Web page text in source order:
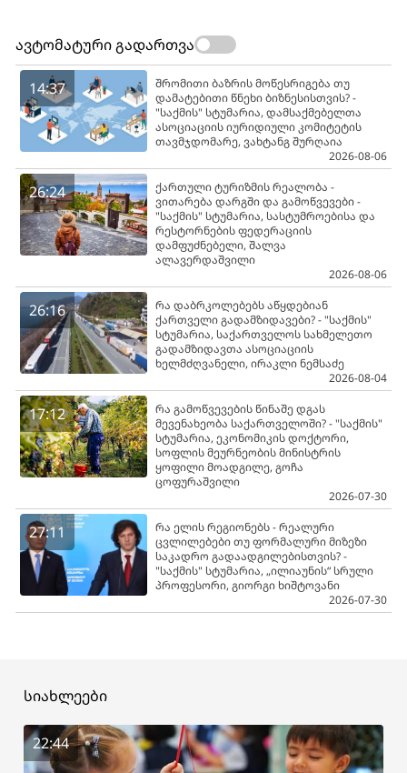
ავტომატური გადართვა
14:37
შრომითი ბაზრის მოწესრიგება თუ
დამატებითი წნეხი ბიზნესისთვის? -
"საქმის" სტუმარია, დამსაქმებელთა
ასოციაციის იურიდიული კომიტეტის
თავმჯდომარე, ვახტანგ შურღაია
2026-08-06
26:24
ქართული ტურიზმის რეალობა -
ვითარება დარგში და გამოწვევები -
"საქმის" სტუმარია, სასტუმროებისა და
რესტორნების ფედერაციის
დამფუძნებელი, შალვა
ალავერდაშვილი
2026-08-06
26:16
რა დაბრკოლებებს აწყდებიან
ქართველი გადამზიდავები? - "საქმის"
სტუმარია, საქართველოს სახმელეთო
გადამზიდავთა ასოციაციის
ხელმძღვანელი, ირაკლი ნემსაძე
2026-08-04
17:12
რა გამოწვევების წინაშე დგას
მევენახეობა საქართველოში? - "საქმის"
სტუმარია, ეკონომიკის დოქტორი,
სოფლის მეურნეობის მინისტრის
ყოფილი მოადგილე, გოჩა
ცოფურაშვილი
2026-07-30
27:11
რა ელის რეგიონებს - რეალური
ცვლილებები თუ ფორმალური მიზეზი
საკადრო გადაადგილებისთვის? -
"საქმის" სტუმარია, „ილიაუნის“ სრული
პროფესორი, გიორგი ხიშტოვანი
2026-07-30
სიახლეები
22:44